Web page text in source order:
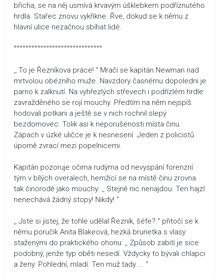
břicha, se na něj usmívá krvavým úšklebkem podříznutého
hrdla. Stařec znovu vykřikne. Řve, dokud se k němu z
hlavní ulice nezačnou sbíhat lidé.
°°°°°°°°°°°°°°°°°°°°°°°°°°°°°°
,, To je Řezníkova práce! " Mračí se kapitán Newman nad
mrtvolou obézního muže. Navzdory časnému dopoledni je
parno k zalknutí. Na vyhřezlých střevech i podřízlém hrdle
zavražděného se rojí mouchy. Předtím na něm nejspíš
hodovali potkani a ještě se v nich rochnil slepý
bezdomovec. Tolik asi k neporušenosti místa činu.
Zápach v úzké uličce je k nesnesení. Jeden z policistů
úporně zvrací mezi popelnicemi.
Kapitán pozoruje očima rudýma od nevyspání forenzní
tým v bílých overalech, hemžící se na místě činu zrovna
tak činorodě jako mouchy: ,, Stejně nic nenajdou. Ten hajzl
nenechává žádný stopy! Nikdy! "
,, Jste si jistej, že tohle udělal Řezník, šéfe? " přitočí se k
němu poručík Anita Blakeová, hezká brunetka s vlasy
staženými do praktického ohonu: ,, Způsob zabití je sice
podobný, jenže typ oběti nesedí. Vždycky to bývali chlapci
a ženy. Pohlední, mladí. Ten muž tady ... "